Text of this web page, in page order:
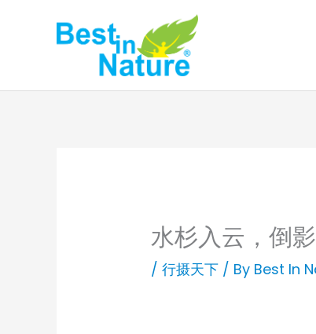
水杉入云，倒
/行摄天下 / By Best In